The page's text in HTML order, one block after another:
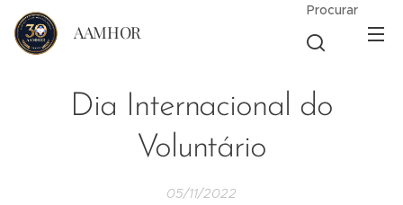
AAMHOR
Procurar
Dia Internacional do
Voluntário
05/11/2022